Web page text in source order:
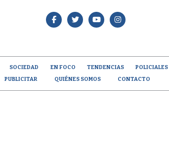
SOCIEDAD EN FOCO TENDENCIAS POLICIALES
PUBLICITAR
QUIÉNES SOMOS CONTACTO